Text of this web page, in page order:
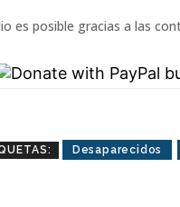
es posible gracias a las
Desaparecidos